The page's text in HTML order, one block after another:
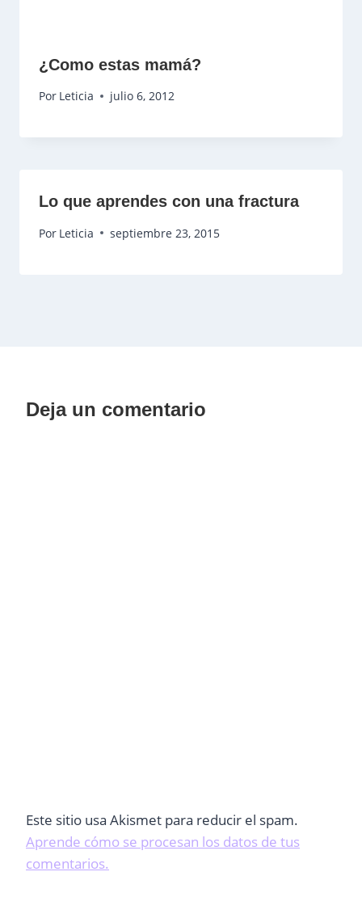
¿Como estas mamá?
Por Leticia julio 6, 2012
Lo que aprendes con una fractura
Por Leticia septiembre 23, 2015
Deja un comentario
Este sitio usa Akismet para reducir el spam.
Aprende cómo se procesan los datos de tus
comentarios.